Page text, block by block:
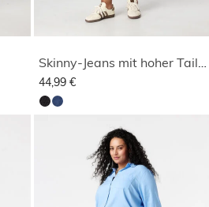
Skinny-Jeans mit hoher Taille CHERRY
44,99 €